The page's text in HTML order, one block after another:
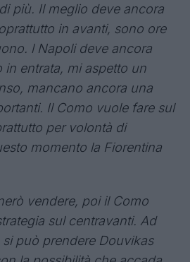
più. Il meglio deve ancora
in avanti, sono ore
l Napoli deve ancora
in entrata, mi aspetto un
mancano ancora una
Il Como vuole fare sul
per volontà di
momento la Fiorentina
vendere, poi il Como
sul centravanti. Ad
può prendere Douvikas